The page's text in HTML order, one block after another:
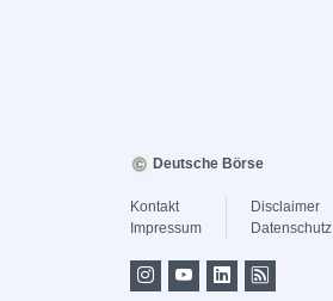
Deutsche Börse
Kontakt
Impressum
Disclaimer
Datenschutz